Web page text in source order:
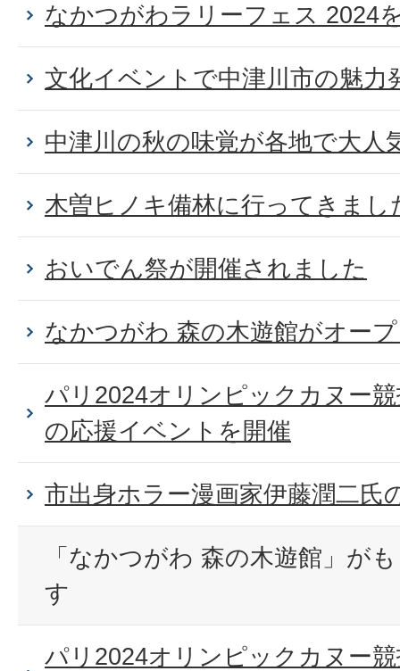
なかつがわラリーフェス 2024
文化イベントで中津川市の魅力
中津川の秋の味覚が各地で大人
木曽ヒノキ備林に行ってきまし
おいでん祭が開催されました
なかつがわ 森の木遊館がオー
パリ2024オリンピックカヌー
の応援イベントを開催
市出身ホラー漫画家伊藤潤二氏
「なかつがわ 森の木遊館」が
す
パリ2024オリンピックカヌー